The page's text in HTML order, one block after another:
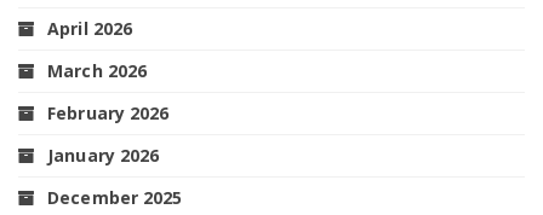
April 2026
March 2026
February 2026
January 2026
December 2025